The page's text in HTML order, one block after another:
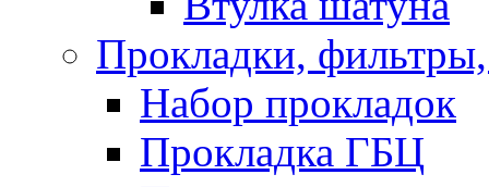
Прокладки,
Набор прокладок
Прокладка ГБЦ